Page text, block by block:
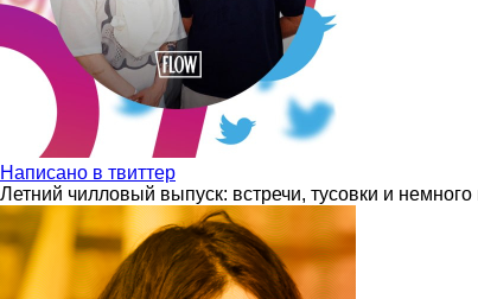
Написано в твиттер
Летний чилловый выпуск: встречи, тусовки и